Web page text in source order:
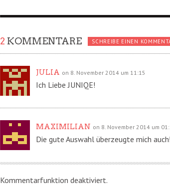
2 KOMMENTARE SCHREIBE EINEN
JULIA on 8. November 2014 um 11:15
Ich Liebe JUNIQE!
MAXIMILIAN on 8. November 2014 um
Die gute Auswahl überzeugte mich auch!
Kommentarfunktion deaktiviert.